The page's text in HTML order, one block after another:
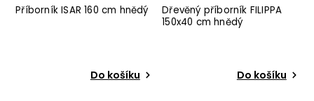
Příborník ISAR 160 cm hnědý
Do košíku
Dřevěný příborník FILIPPA
150x40 cm hnědý
Do košíku